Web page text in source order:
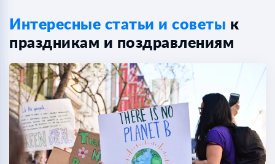
Интересные статьи и советы к
праздникам и поздравлениям